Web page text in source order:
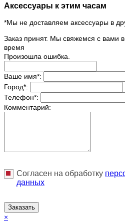
Аксессуары к этим часам
*Мы не доставляем аксессуары в
Заказ принят. Мы свяжемся с вами
время
Произошла ошибка.
Ваше имя*:
Город*:
Телефон*:
Комментарий:
Согласен на обработку
данных
Заказать
×